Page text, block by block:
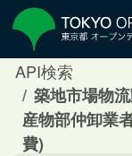
API検索
築地市場物
産物部仲卸業
費)